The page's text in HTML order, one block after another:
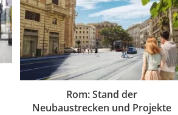
Rom: Stand der
Neubaustrecken und Projekte